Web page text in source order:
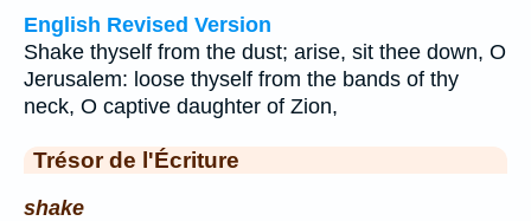
English Revised Version
Shake thyself from the dust; arise, sit thee down, O
Jerusalem: loose thyself from the bands of thy
neck, O captive daughter of Zion,
Trésor de l'Écriture
shake